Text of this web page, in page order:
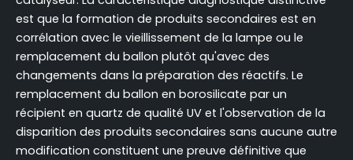
est que la formation de produits secondaires est en
corrélation avec le vieillissement de la lampe ou le
remplacement du ballon plutôt qu'avec des
changements dans la préparation des réactifs. Le
remplacement du ballon en borosilicate par un
récipient en quartz de qualité UV et l'observation de la
disparition des produits secondaires sans aucune autre
modification constituent une preuve définitive que